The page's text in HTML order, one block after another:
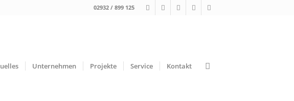
02932 / 899 125
Unternehmen Projekte Service Kontakt